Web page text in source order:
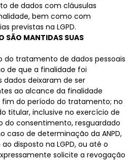
de dados com cláusulas
bem como com
previstas na LGPD.
SÃO MANTIDAS SUAS
do tratamento de dados pessoais
de que a finalidade foi
dados deixaram de ser
ao alcance da finalidade
do período do tratamento; no
titular, inclusive no exercício de
do consentimento, resguardado
caso de determinação da ANPD,
disposto na LGPD, ou até o
solicite a revogação